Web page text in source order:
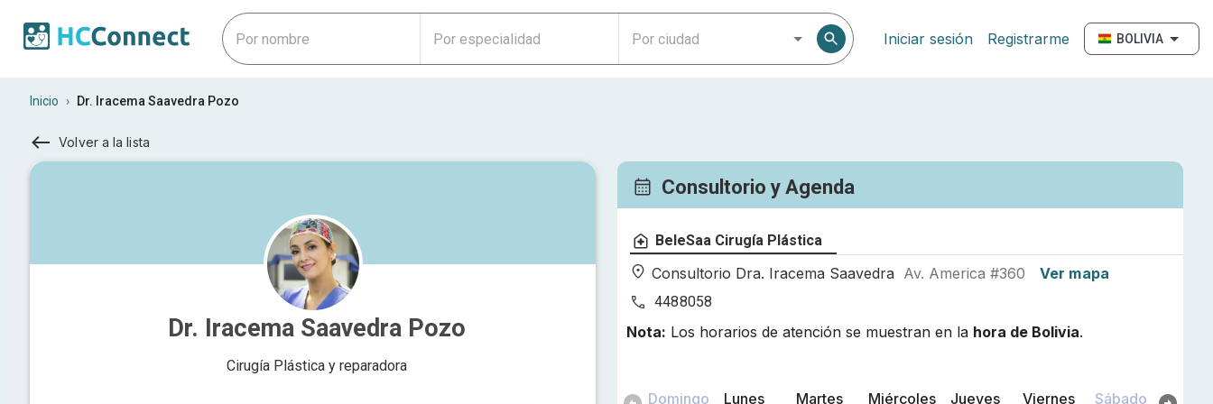
Iniciar sesión Registrarme BOLIVIA
Inicio › Dr. Iracema Saavedra Pozo
Volver a la lista
Dr. Iracema Saavedra Pozo
Cirugía Plástica y reparadora
Consultorio y Agenda
BeleSaa Cirugía Plástica
Consultorio Dra. Iracema Saavedra Av. America #360 Ver mapa
4488058
Nota: Los horarios de atención se muestran en la hora de Bolivia.
Domingo
Lunes
Martes
Miércoles
Jueves
Viernes
Sábado